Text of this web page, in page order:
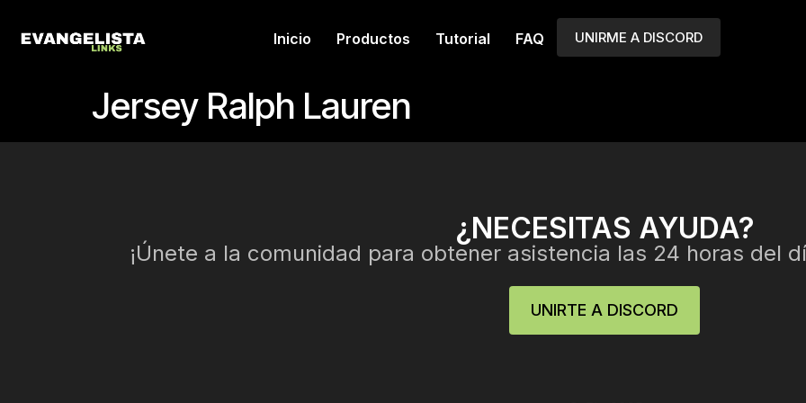
Inicio Productos Tutorial FAQ UNIRME A DISCORD
Jersey Ralph Lauren
¿NECESITAS AYUDA?
¡Únete a la comunidad para obtener asistencia las 24 horas del
UNIRTE A DISCORD